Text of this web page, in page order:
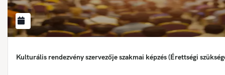
Kulturális rendezvény szervezője szakmai képzés (Érettségi